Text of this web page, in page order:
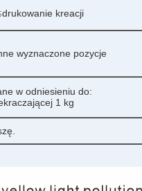
drukowanie kreacji
wyznaczone pozycje
w odniesieniu do:
1 kg